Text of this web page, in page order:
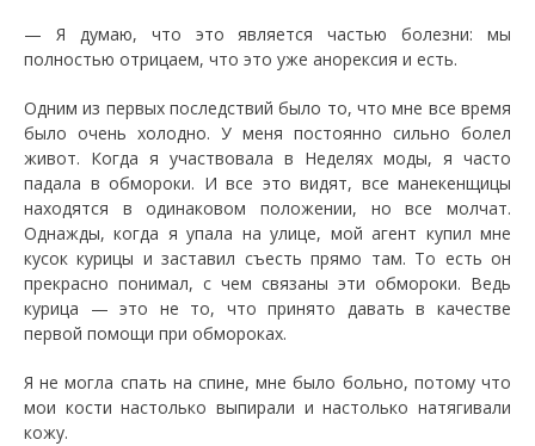
— Я думаю, что это является частью болезни: мы
полностью отрицаем, что это уже анорексия и есть.
Одним из первых последствий было то, что мне все время
было очень холодно. У меня постоянно сильно болел
живот. Когда я участвовала в Неделях моды, я часто
падала в обмороки. И все это видят, все манекенщицы
находятся в одинаковом положении, но все молчат.
Однажды, когда я упала на улице, мой агент купил мне
кусок курицы и заставил съесть прямо там. То есть он
прекрасно понимал, с чем связаны эти обмороки. Ведь
курица — это не то, что принято давать в качестве
первой помощи при обмороках.
Я не могла спать на спине, мне было больно, потому что
мои кости настолько выпирали и настолько натягивали
кожу.